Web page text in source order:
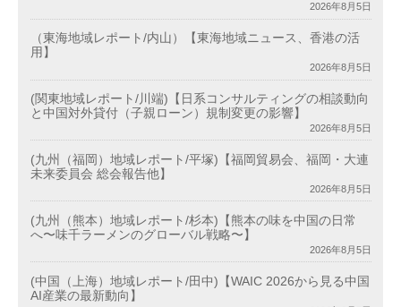
2026年8月5日
（東海地域レポート/内山）【東海地域ニュース、香港の活
用】
2026年8月5日
(関東地域レポート/川端)【日系コンサルティングの相談動向
と中国対外貸付（子親ローン）規制変更の影響】
2026年8月5日
(九州（福岡）地域レポート/平塚)【福岡貿易会、福岡・大連
未来委員会 総会報告他】
2026年8月5日
(九州（熊本）地域レポート/杉本)【熊本の味を中国の日常
へ〜味千ラーメンのグローバル戦略〜】
2026年8月5日
(中国（上海）地域レポート/田中)【WAIC 2026から見る中国
AI産業の最新動向】